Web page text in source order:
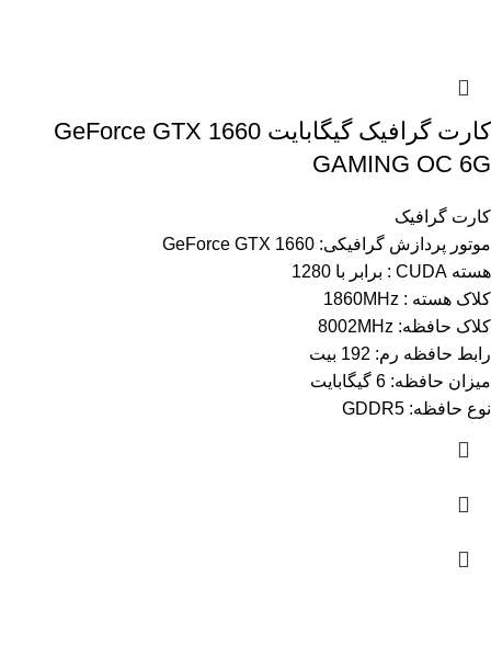
کارت گرافیک گیگابایت GeForce GTX 1660
GAMING OC 6G
کارت گرافیک
موتور پردازش گرافیکی: GeForce GTX 1660
هسته CUDA : برابر با 1280
کلاک هسته : 1‎860MHz
کلاک حافظه: 8002MHz
رابط حافظه رم: 192 بیت
میزان حافظه: 6 گیگابایت
نوع حافظه: GDDR5